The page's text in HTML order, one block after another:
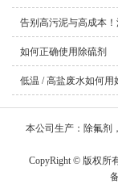
告别高污泥与高成本
如何正确使用除硫剂
低温 / 高盐废水如何用
本公司生产：除氟剂
CopyRight © 版权所